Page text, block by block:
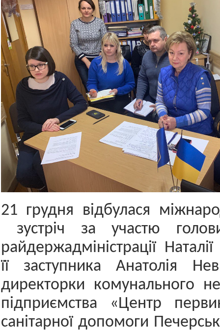
21 грудня відбулася
зустріч за участю
райдержадміністрації
її заступника Анатолія
директорки комунального
підприємства «Центр
санітарної допомоги